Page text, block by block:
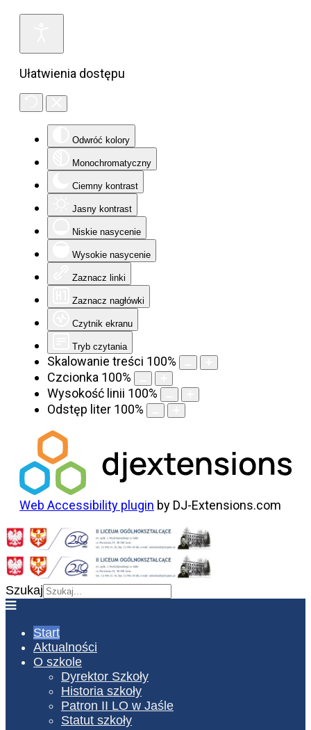
Ułatwienia dostępu
Odwróć kolory
Monochromatyczny
Ciemny kontrast
Jasny kontrast
Niskie nasycenie
Wysokie nasycenie
Zaznacz linki
Zaznacz nagłówki
Czytnik ekranu
Tryb czytania
Skalowanie treści 100%
Czcionka 100%
Wysokość linii 100%
Odstęp liter 100%
Web Accessibility plugin by DJ-Extensions.com
Szukaj
Start
Aktualności
O szkole
Dyrektor Szkoły
Historia szkoły
Patron II LO w Jaśle
Statut szkoły